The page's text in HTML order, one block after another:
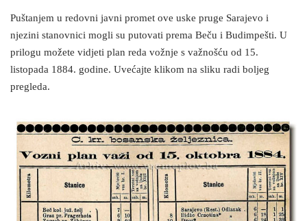
Puštanjem u redovni javni promet ove uske pruge Sarajevo i
njezini stanovnici mogli su putovati prema Beču i Budimpešti. U
prilogu možete vidjeti plan reda vožnje s važnošću od 15.
listopada 1884. godine. Uvećajte klikom na sliku radi boljeg
pregleda.